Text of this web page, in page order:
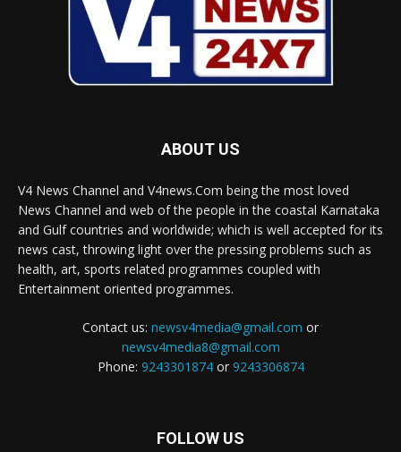
ABOUT US
V4 News Channel and V4news.Com being the most loved
News Channel and web of the people in the coastal Karnataka
and Gulf countries and worldwide; which is well accepted for its
news cast, throwing light over the pressing problems such as
health, art, sports related programmes coupled with
Entertainment oriented programmes.
Contact us: newsv4media@gmail.com or
newsv4media8@gmail.com
Phone: 9243301874or 9243306874
FOLLOW US